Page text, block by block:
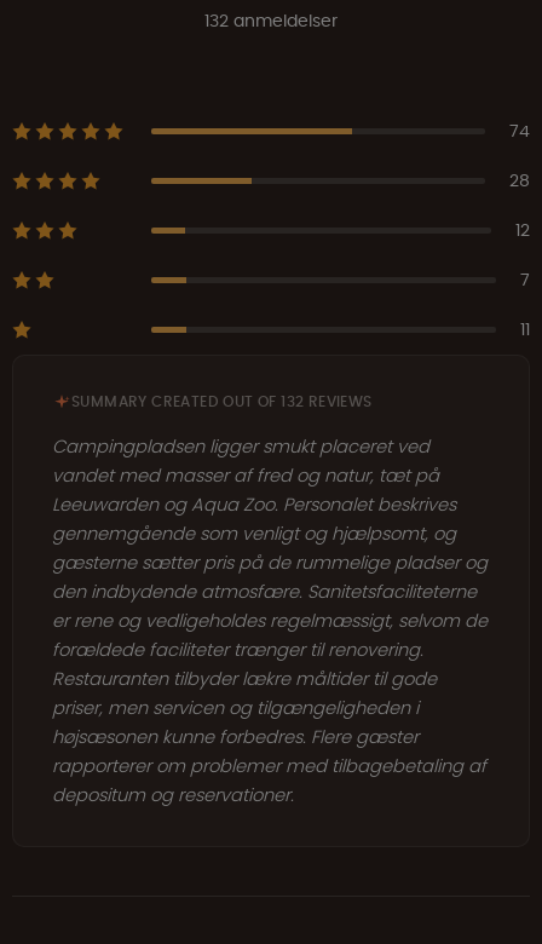
132 anmeldelser
74
28
12
7
11
SUMMARY CREATED OUT OF 132 REVIEWS
Campingpladsen ligger smukt placeret ved
vandet med masser af fred og natur, tæt på
Leeuwarden og Aqua Zoo. Personalet beskrives
gennemgående som venligt og hjælpsomt, og
gæsterne sætter pris på de rummelige pladser og
den indbydende atmosfære. Sanitetsfaciliteterne
er rene og vedligeholdes regelmæssigt, selvom de
forældede faciliteter trænger til renovering.
Restauranten tilbyder lækre måltider til gode
priser, men servicen og tilgængeligheden i
højsæsonen kunne forbedres. Flere gæster
rapporterer om problemer med tilbagebetaling af
depositum og reservationer.